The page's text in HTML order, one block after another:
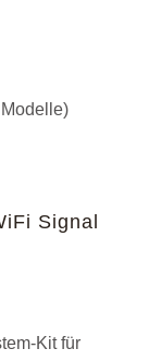
Signal
Kit für